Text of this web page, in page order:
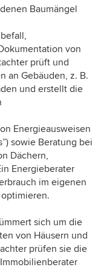
Baumängel
von
prüft und
an Gebäuden, z. B.
und erstellt die
Energieausweisen
sowie Beratung bei
Dächern,
Energieberater
im eigenen
sich um die
von Häusern und
prüfen sie die